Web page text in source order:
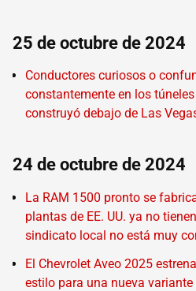
25 de octubre de 2024
Conductores curiosos o
constantemente en los
construyó debajo de Las
24 de octubre de 2024
La RAM 1500 pronto se
plantas de EE. UU. ya no
sindicato local no está muy
El Chevrolet Aveo 2025
estilo para una nueva